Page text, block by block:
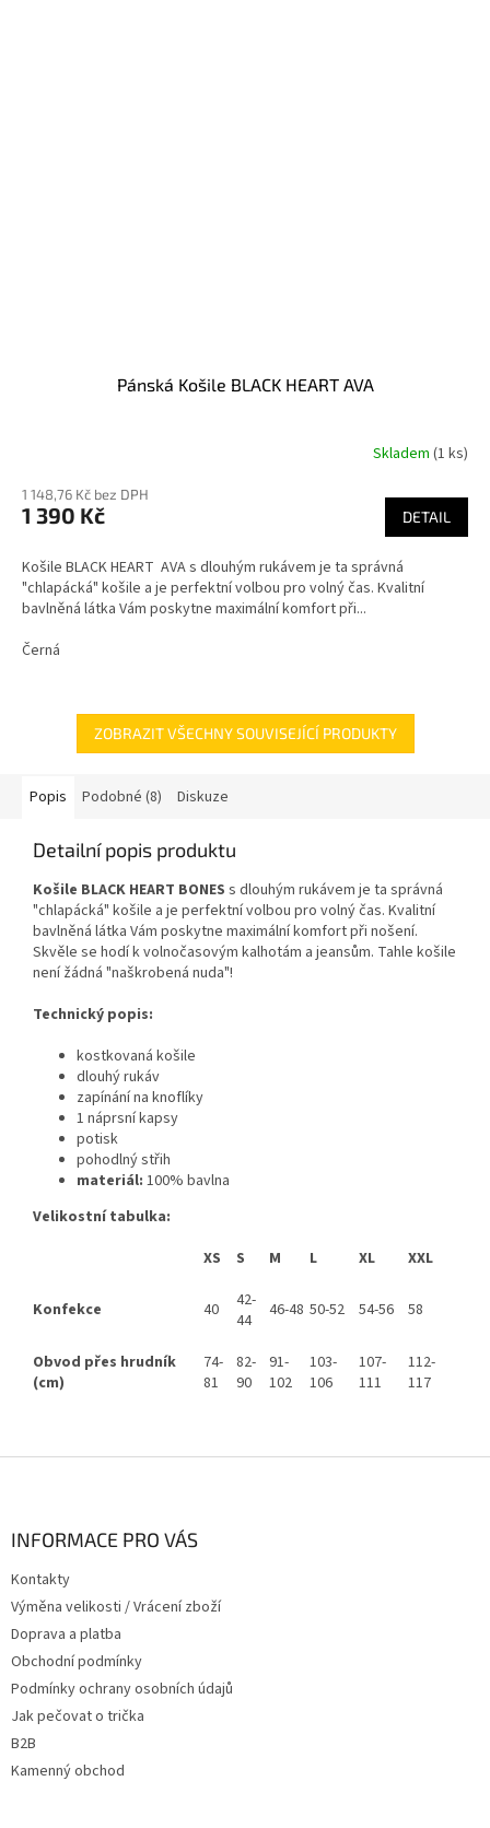
Pánská Košile BLACK HEART AVA
Skladem (1 ks)
1 148,76 Kč bez DPH
1 390 Kč DETAIL
Košile BLACK HEART AVA s dlouhým rukávem je ta správná
"chlapácká" košile a je perfektní volbou pro volný čas. Kvalitní
bavlněná látka Vám poskytne maximální komfort při...
Černá
ZOBRAZIT VŠECHNY SOUVISEJÍCÍ PRODUKTY
Popis Podobné (8) Diskuze
Detailní popis produktu
Košile BLACK HEART BONES s dlouhým rukávem je ta správná
"chlapácká" košile a je perfektní volbou pro volný čas. Kvalitní
bavlněná látka Vám poskytne maximální komfort při nošení.
Skvěle se hodí k volnočasovým kalhotám a jeansům. Tahle košile
není žádná "naškrobená nuda"!
Technický popis:
kostkovaná košile
dlouhý rukáv
zapínání na knoflíky
1 náprsní kapsy
potisk
pohodlný střih
materiál: 100% bavlna
Velikostní tabulka:
XS
S M L XL XXL
Konfekce 40
42-
44
46-48 50-52 54-56 58
Obvod přes hrudník
(cm)
74-
81
82-
90
91-
102
103-
106
107-
111
112-
117
INFORMACE PRO VÁS
Kontakty
Výměna velikosti / Vrácení zboží
Doprava a platba
Obchodní podmínky
Podmínky ochrany osobních údajů
Jak pečovat o trička
B2B
Kamenný obchod